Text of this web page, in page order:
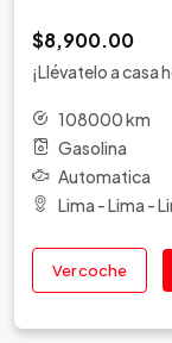
$8,900.00
¡Llévatelo a casa
108000 km
Gasolina
Automatica
Lima - Lima -
Ver coche